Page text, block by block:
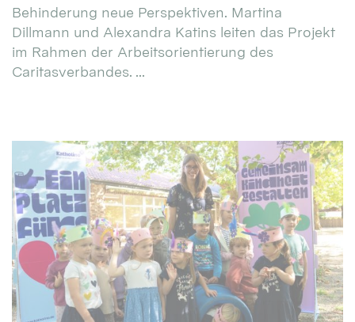
Behinderung neue Perspektiven. Martina
Dillmann und Alexandra Katins leiten das Projekt
im Rahmen der Arbeitsorientierung des
Caritasverbandes. ...